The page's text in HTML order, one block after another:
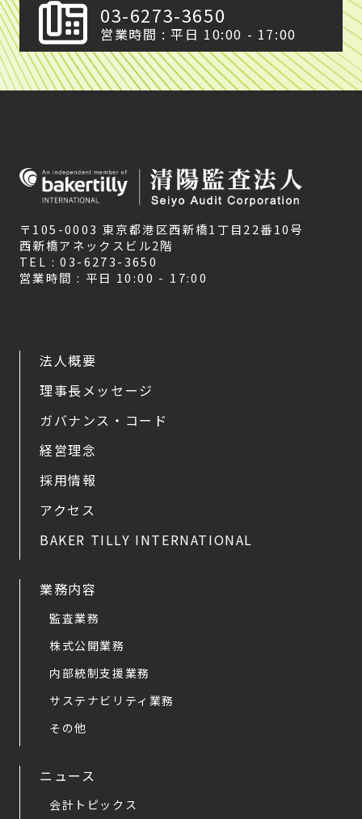
03-6273-3650
営業時間 : 平日 10:00 - 17:00
〒105-0003 東京都港区西新橋1丁目22番10号
西新橋アネックスビル2階
TEL : 03-6273-3650
営業時間 : 平日 10:00 - 17:00
法人概要
理事長メッセージ
ガバナンス・コード
経営理念
採用情報
アクセス
BAKER TILLY INTERNATIONAL
業務内容
監査業務
株式公開業務
内部統制支援業務
サステナビリティ業務
その他
ニュース
会計トピックス